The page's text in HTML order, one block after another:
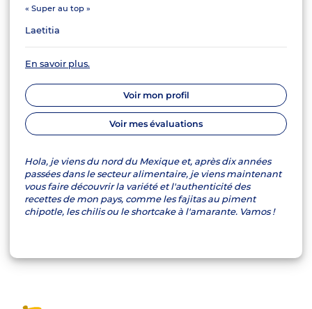
« Super au top »
Laetitia
En savoir plus.
Voir mon profil
Voir mes évaluations
Hola, je viens du nord du Mexique et, après dix années
passées dans le secteur alimentaire, je viens maintenant
vous faire découvrir la variété et l'authenticité des
recettes de mon pays, comme les fajitas au piment
chipotle, les chilis ou le shortcake à l'amarante. Vamos !